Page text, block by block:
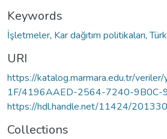
Keywords
İşletmeler, Kar dağıtım politikaları,
URI
https://katalog.marmara.edu.tr/
1F/4196AAED-2564-7240-9B0C-
https://hdl.handle.net/11424/201330
Collections